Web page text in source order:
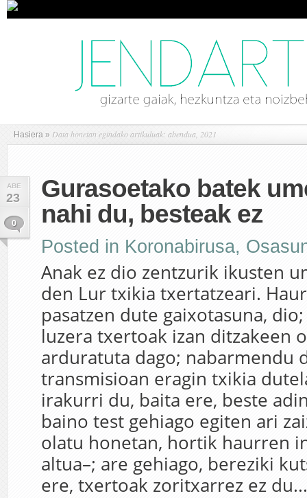
Hasiera » Data honetan egindako artikuluak: abendua, 2021
ABE
23
0
Gurasoetako batek
nahi du, besteak ez
Posted in Koronabirusa,
Anak ez dio zentzurik ikusten
den Lur txikia txertatzeari.
pasatzen dute gaixotasuna,
luzera txertoak izan ditzakeen
arduratuta dago; nabarmendu
transmisioan eragin txikia
irakurri du, baita ere, beste
baino test gehiago egiten ari
olatu honetan, hortik haurren
altua–; are gehiago, bereziki
ere, txertoak zoritxarrez ez du...